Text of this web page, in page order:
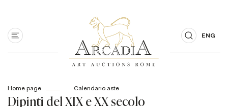
ENG
Home page Calendario aste
Dipinti del XIX e XX secolo